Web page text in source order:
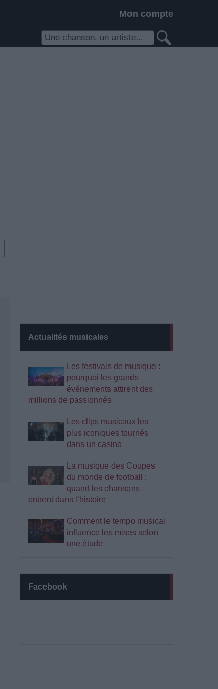
Mon compte
Actualités musicales
Les festivals de musique :
pourquoi les grands
événements attirent des
millions de passionnés
Les clips musicaux les
plus iconiques tournés
dans un casino
La musique des Coupes
du monde de football :
quand les chansons
entrent dans l’histoire
Comment le tempo musical
influence les mises selon
une étude
Facebook